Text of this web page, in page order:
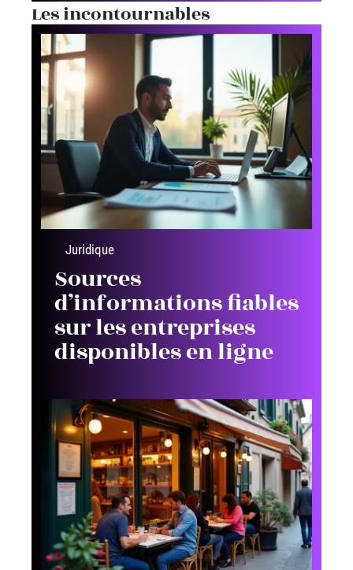
Les incontournables
Juridique
Sources
d’informations fiables
sur les entreprises
disponibles en ligne